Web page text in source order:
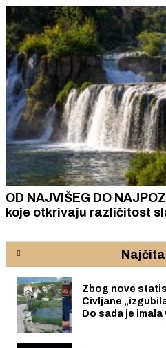
OD NAJVIŠEG DO
koje otkrivaju različitost
Zbog nove
Civljane
Do sada je